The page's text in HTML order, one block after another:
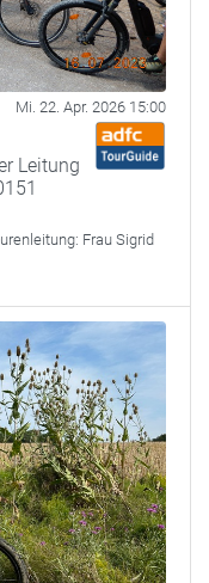
Mi. 22. Apr. 2026 15:00
Leitung
Frau Sigrid